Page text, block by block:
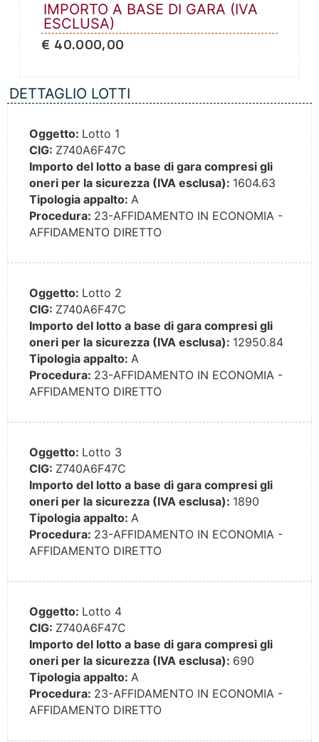
IMPORTO A BASE DI GARA (IVA
ESCLUSA)
€ 40.000,00
DETTAGLIO LOTTI
Oggetto: Lotto 1
CIG: Z740A6F47C
Importo del lotto a base di gara compresi gli
oneri per la sicurezza (IVA esclusa): 1604.63
Tipologia appalto: A
Procedura: 23-AFFIDAMENTO IN ECONOMIA -
AFFIDAMENTO DIRETTO
Oggetto: Lotto 2
CIG: Z740A6F47C
Importo del lotto a base di gara compresi gli
oneri per la sicurezza (IVA esclusa): 12950.84
Tipologia appalto: A
Procedura: 23-AFFIDAMENTO IN ECONOMIA -
AFFIDAMENTO DIRETTO
Oggetto: Lotto 3
CIG: Z740A6F47C
Importo del lotto a base di gara compresi gli
oneri per la sicurezza (IVA esclusa): 1890
Tipologia appalto: A
Procedura: 23-AFFIDAMENTO IN ECONOMIA -
AFFIDAMENTO DIRETTO
Oggetto: Lotto 4
CIG: Z740A6F47C
Importo del lotto a base di gara compresi gli
oneri per la sicurezza (IVA esclusa): 690
Tipologia appalto: A
Procedura: 23-AFFIDAMENTO IN ECONOMIA -
AFFIDAMENTO DIRETTO